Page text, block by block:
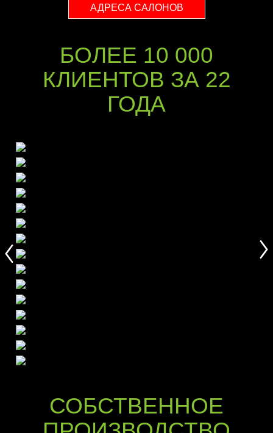
АДРЕСА САЛОНОВ
БОЛЕЕ 10 000
КЛИЕНТОВ ЗА 22
ГОДА
СОБСТВЕННОЕ